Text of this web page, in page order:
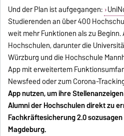
Und der Plan ist aufgegangen:
Studierenden an über 400
weit mehr Funktionen als zu
Hochschulen, darunter die
Würzburg und die Hochschule
App mit erweitertem
Newsfeed oder zum Corona-
App nutzen, um ihre
Alumni der Hochschulen direkt zu
Fachkräftesicherung 2.0
Magdeburg.